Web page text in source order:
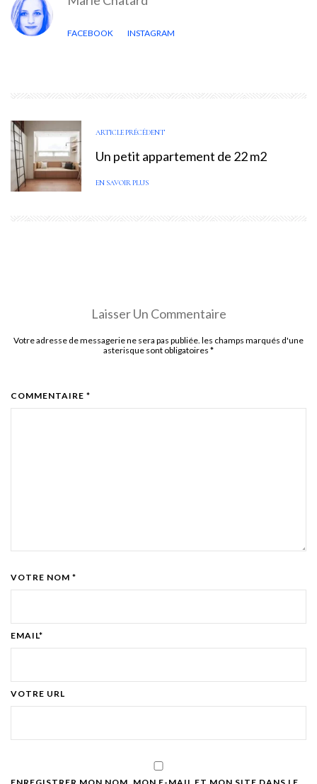
FACEBOOK INSTAGRAM
ARTICLE PRÉCÉDENT
Un petit appartement de 22 m2
EN SAVOIR PLUS
Laisser Un Commentaire
Votre adresse de messagerie ne sera pas publiée. les champs marqués d'une
asterisque sont obligatoires *
COMMENTAIRE *
VOTRE NOM *
EMAIL*
VOTRE URL